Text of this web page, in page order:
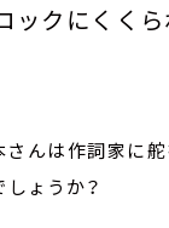
ックにくく
さんは作詞家に
ょうか？